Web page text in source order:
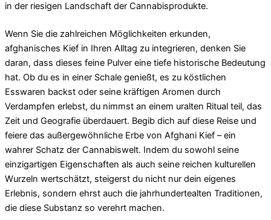
in der riesigen Landschaft der Cannabisprodukte.
Wenn Sie die zahlreichen Möglichkeiten erkunden,
afghanisches Kief in Ihren Alltag zu integrieren, denken Sie
daran, dass dieses feine Pulver eine tiefe historische Bedeutung
hat. Ob du es in einer Schale genießt, es zu köstlichen
Esswaren backst oder seine kräftigen Aromen durch
Verdampfen erlebst, du nimmst an einem uralten Ritual teil, das
Zeit und Geografie überdauert. Begib dich auf diese Reise und
feiere das außergewöhnliche Erbe von Afghani Kief – ein
wahrer Schatz der Cannabiswelt. Indem du sowohl seine
einzigartigen Eigenschaften als auch seine reichen kulturellen
Wurzeln wertschätzt, steigerst du nicht nur dein eigenes
Erlebnis, sondern ehrst auch die jahrhundertealten Traditionen,
die diese Substanz so verehrt machen.